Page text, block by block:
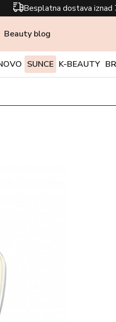
Besplatna dostava iznad
Beauty blog
SUNCE K-BEAUTY